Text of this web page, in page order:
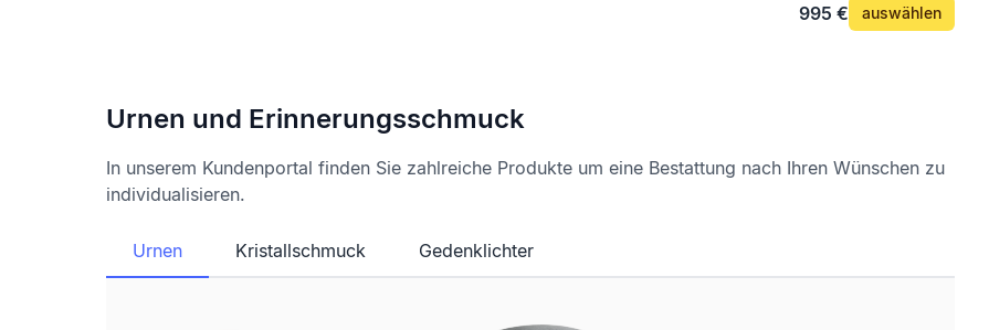
995 € auswählen
Urnen und Erinnerungsschmuck
In unserem Kundenportal finden Sie zahlreiche Produkte um eine Bestattung nach Ihren Wünschen zu
individualisieren.
Urnen Kristallschmuck Gedenklichter